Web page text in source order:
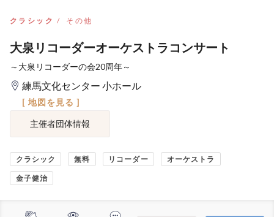
クラシック その他
大泉リコーダーオーケストラコンサート
～大泉リコーダーの会20周年～
練馬文化センター 小ホール
[ 地図を見る ]
主催者団体情報
クラシック 無料 リコーダー オーケストラ
金子健治